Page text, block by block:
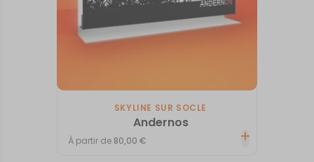
SKYLINE SUR SOCLE
Andernos
À partir de 80,00€